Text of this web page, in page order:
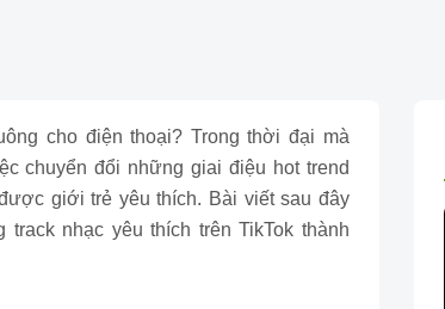
cho điện thoại? Trong thời đại mà
chuyển đổi những giai điệu hot trend
giới trẻ yêu thích. Bài viết sau đây
nhạc yêu thích trên TikTok thành